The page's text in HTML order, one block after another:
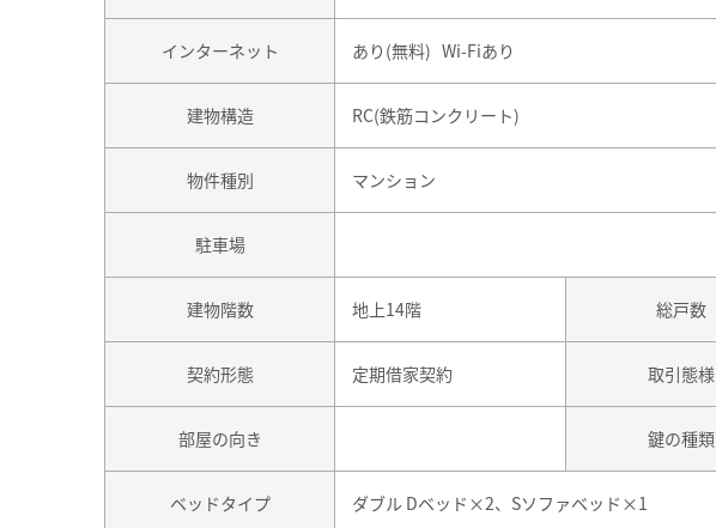
インターネット あり(無料) Wi-Fiあり
建物構造 RC(鉄筋コンクリート)
物件種別 マンション
駐車場
建物階数 地上14階 総戸数
契約形態 定期借家契約 取引態様
部屋の向き 鍵の種類
ベッドタイプ ダブル Dベッド×2、Sソファベッド×1